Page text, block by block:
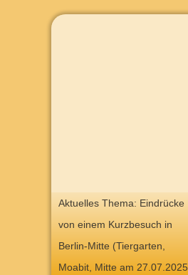
Aktuelles Thema: Eindrücke
von einem Kurzbesuch in
Berlin-Mitte (Tiergarten,
Moabit, Mitte am 27.07.2025